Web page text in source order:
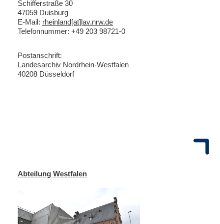
Schifferstraße 30
47059 Duisburg
E-Mail: rheinland[at]lav.nrw.de
Telefonnummer: +49 203 98721-0
Postanschrift:
Landesarchiv Nordrhein-Westfalen
40208 Düsseldorf
Abteilung Westfalen